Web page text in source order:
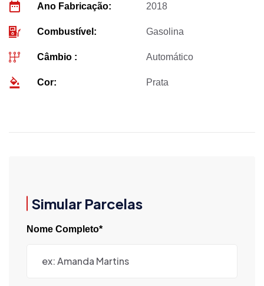
Ano Fabricação: 2018
Combustível: Gasolina
Câmbio : Automático
Cor: Prata
Simular Parcelas
Nome Completo*